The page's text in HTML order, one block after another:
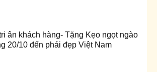
ân khách hàng- Tặng Kẹo ngọt ngào
20/10 đến phái đẹp Việt Nam